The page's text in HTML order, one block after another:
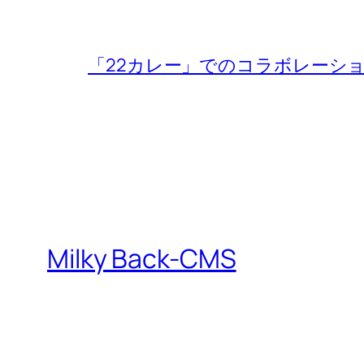
「22カレー」でのコラボレーシ
Milky Back-CMS